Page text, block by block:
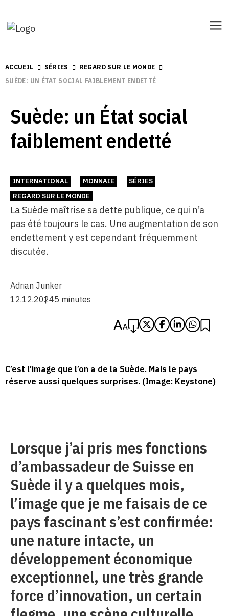
ACCUEIL SÉRIES
REGARD SUR LE MONDE
SUÈDE: UN ÉTAT SOCIAL FAIBLEMENT ENDETTÉ
Suède: un État social
faiblement endetté
INTERNATIONAL MONNAIE
SÉRIES
REGARD SUR LE MONDE
La Suède maîtrise sa dette publique, ce qui n’a
pas été toujours le cas. Une augmentation de son
endettement y est cependant fréquemment
discutée.
Adrian Junker
12.12.20245 minutes
C’est l’image que l’on a de la Suède. Mais le pays
réserve aussi quelques surprises. (Image: Keystone)
Lorsque j’ai pris mes fonctions
d’ambassadeur de Suisse en
Suède il y a quelques mois,
l’image que je me faisais de ce
pays fascinant s’est confirmée:
une nature intacte, un
développement économique
exceptionnel, une très grande
force d’innovation, un certain